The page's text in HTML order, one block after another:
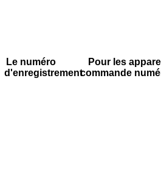
Le numéro
d'enregistrement
Pour les
commande